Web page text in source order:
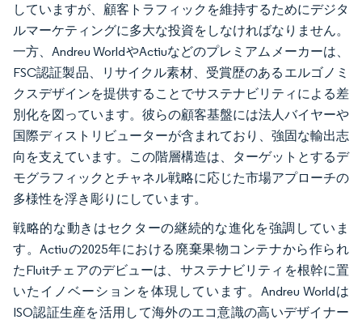
していますが、顧客トラフィックを維持するためにデジタ
ルマーケティングに多大な投資をしなければなりません。
一方、Andreu WorldやActiuなどのプレミアムメーカーは、
FSC認証製品、リサイクル素材、受賞歴のあるエルゴノミ
クスデザインを提供することでサステナビリティによる差
別化を図っています。彼らの顧客基盤には法人バイヤーや
国際ディストリビューターが含まれており、強固な輸出志
向を支えています。この階層構造は、ターゲットとするデ
モグラフィックとチャネル戦略に応じた市場アプローチの
多様性を浮き彫りにしています。
戦略的な動きはセクターの継続的な進化を強調していま
す。Actiuの2025年における廃棄果物コンテナから作られ
たFluitチェアのデビューは、サステナビリティを根幹に置
いたイノベーションを体現しています。Andreu Worldは
ISO認証生産を活用して海外のエコ意識の高いデザイナー